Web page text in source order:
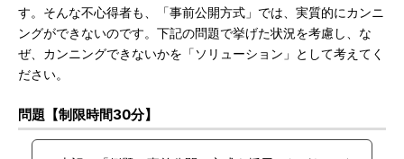
す。そんな不心得者も、「事前公開方式」では、実質的にカンニ
ングができないのです。下記の問題で挙げた状況を考慮し、な
ぜ、カンニングできないかを「ソリューション」として考えてく
ださい。
問題【制限時間30分】